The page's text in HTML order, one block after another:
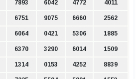
7893 6042 4772 4011
6751 9075 6660 2562
6064 0421 5306 1885
6370 3290 6014 1509
1314 0153 4252 8839